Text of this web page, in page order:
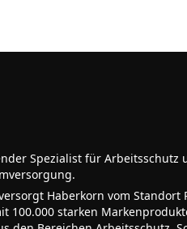
Spezialist für
Haberkorn vom Standort
100.000 starken